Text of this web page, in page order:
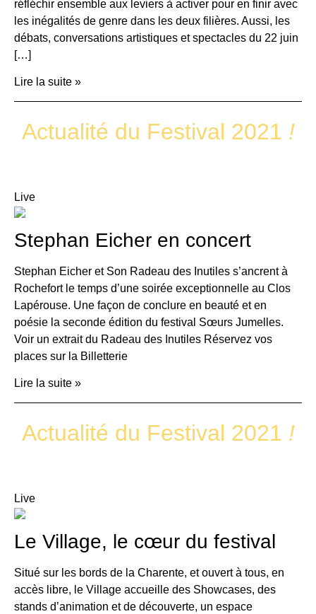
réfléchir ensemble aux leviers à activer pour en finir avec
les inégalités de genre dans les deux filières. Aussi, les
débats, conversations artistiques et spectacles du 22 juin
[…]
Lire la suite »
Actualité du Festival 2021 !
Live
Stephan Eicher en concert
Stephan Eicher et Son Radeau des Inutiles s’ancrent à
Rochefort le temps d’une soirée exceptionnelle au Clos
Lapérouse. Une façon de conclure en beauté et en
poésie la seconde édition du festival Sœurs Jumelles.
Voir un extrait du Radeau des Inutiles Réservez vos
places sur la Billetterie
Lire la suite »
Actualité du Festival 2021 !
Live
Le Village, le cœur du festival
Situé sur les bords de la Charente, et ouvert à tous, en
accès libre, le Village accueille des Showcases, des
stands d’animation et de découverte, un espace